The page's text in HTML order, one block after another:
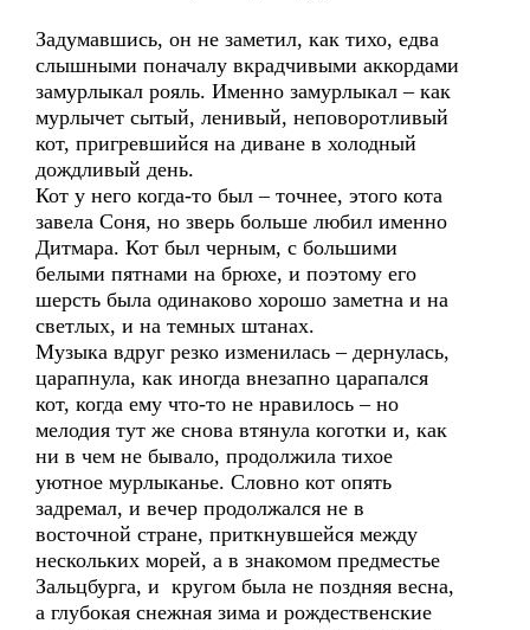
Задумавшись, он не заметил, как тихо, едва
слышными поначалу вкрадчивыми аккордами
замурлыкал рояль. Именно замурлыкал – как
мурлычет сытый, ленивый, неповоротливый
кот, пригревшийся на диване в холодный
дождливый день.
Кот у него когда-то был – точнее, этого кота
завела Соня, но зверь больше любил именно
Дитмара. Кот был черным, с большими
белыми пятнами на брюхе, и поэтому его
шерсть была одинаково хорошо заметна и на
светлых, и на темных штанах.
Музыка вдруг резко изменилась – дернулась,
царапнула, как иногда внезапно царапался
кот, когда ему что-то не нравилось – но
мелодия тут же снова втянула коготки и, как
ни в чем не бывало, продолжила тихое
уютное мурлыканье. Словно кот опять
задремал, и вечер продолжался не в
восточной стране, приткнувшейся между
нескольких морей, а в знакомом предместье
Зальцбурга, и кругом была не поздняя весна,
а глубокая снежная зима и рождественские